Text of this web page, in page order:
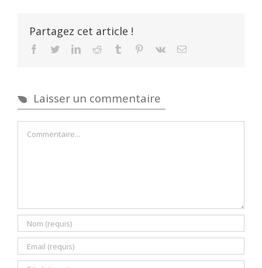
Partagez cet article !
facebooktwitterlinkedinreddit tumblr pinterest
vk Email
Laisser un commentaire